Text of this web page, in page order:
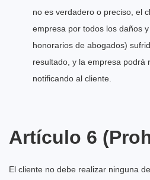
no es verdadero o preciso, el
empresa por todos los daños
honorarios de abogados)
resultado, y la empresa podrá
notificando al cliente.
Artículo 6
El cliente no debe realizar ninguna